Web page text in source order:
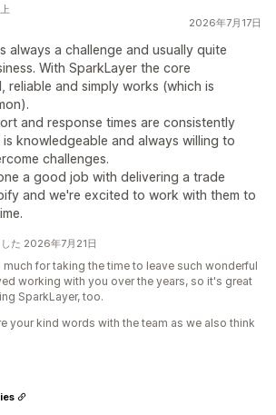
2026年7月17日
always a challenge and usually quite
With SparkLayer the core
reliable and simply works (which is
and response times are consistently
knowledgeable and always willing to
challenges.
a good job with delivering a trade
and we're excited to work with them to
た 2026年7月21日
for taking the time to leave such wonderful
working with you over the years, so it's great
SparkLayer, too.
your kind words with the team as we also think